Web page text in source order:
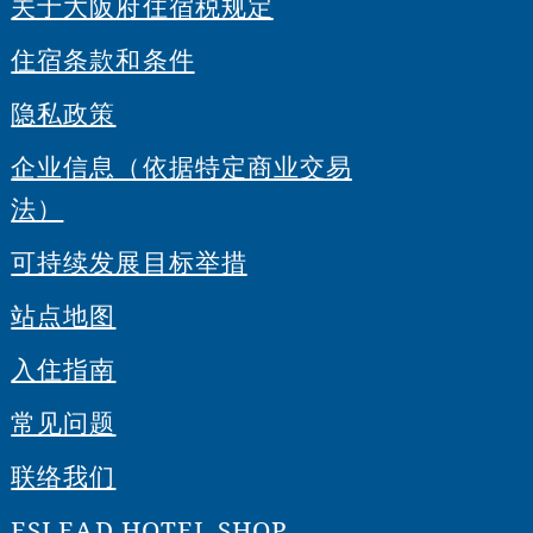
住宿条款和条件
隐私政策
企业信息（依据特定商业交易
法）
可持续发展目标举措
站点地图
入住指南
常见问题
联络我们